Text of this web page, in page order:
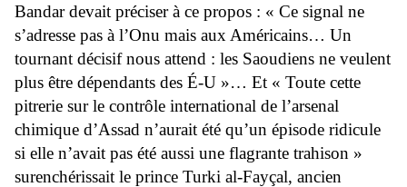
Bandar devait préciser à ce propos : « Ce signal ne
s’adresse pas à l’Onu mais aux Américains… Un
tournant décisif nous attend : les Saoudiens ne veulent
plus être dépendants des É-U »… Et « Toute cette
pitrerie sur le contrôle international de l’arsenal
chimique d’Assad n’aurait été qu’un épisode ridicule
si elle n’avait pas été aussi une flagrante trahison »
surenchérissait le prince Turki al-Fayçal, ancien